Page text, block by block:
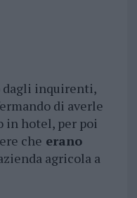
dagli inquirenti,
di averle
in hotel, per poi
che erano
agricola a